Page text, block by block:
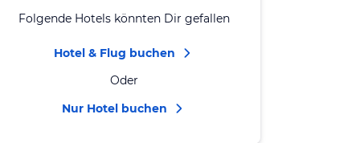
Folgende Hotels könnten Dir gefallen
Hotel & Flug buchen
Oder
Nur Hotel buchen